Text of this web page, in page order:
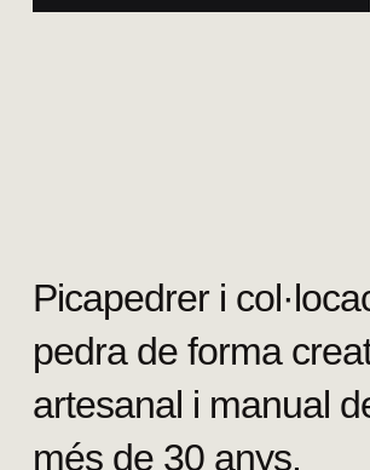
Picapedrer i
pedra de forma
artesanal i manual
més de 30 anys.